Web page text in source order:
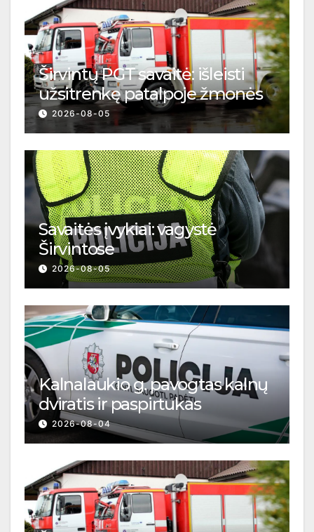
Širvintų PGT savaitė: išleisti
užsitrenkę patalpoje žmonės
2026-08-05
Savaitės įvykiai: vagystė
Širvintose
2026-08-05
Kalnalaukio g. pavogtas kalnų
dviratis ir paspirtukas
2026-08-04